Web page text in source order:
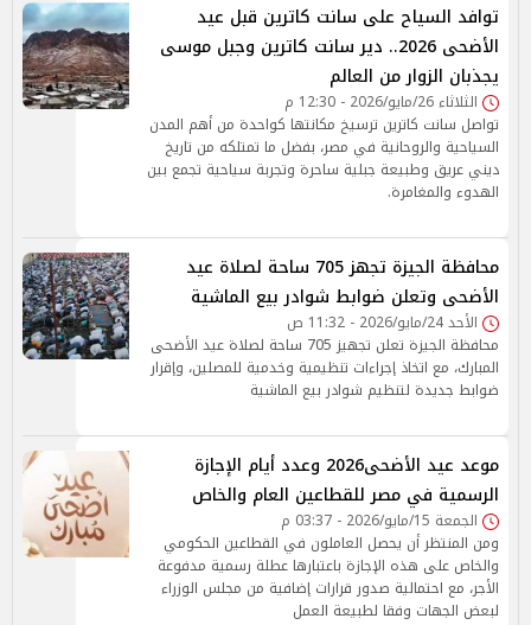
توافد السياح على سانت كاترين قبل عيد
الأضحى 2026.. دير سانت كاترين وجبل موسى
يجذبان الزوار من العالم
الثلاثاء 26/مايو/2026 - 12:30 م
تواصل سانت كاترين ترسيخ مكانتها كواحدة من أهم المدن
السياحية والروحانية في مصر، بفضل ما تمتلكه من تاريخ
ديني عريق وطبيعة جبلية ساحرة وتجربة سياحية تجمع بين
الهدوء والمغامرة.
محافظة الجيزة تجهز 705 ساحة لصلاة عيد
الأضحى وتعلن ضوابط شوادر بيع الماشية
الأحد 24/مايو/2026 - 11:32 ص
محافظة الجيزة تعلن تجهيز 705 ساحة لصلاة عيد الأضحى
المبارك، مع اتخاذ إجراءات تنظيمية وخدمية للمصلين، وإقرار
ضوابط جديدة لتنظيم شوادر بيع الماشية
موعد عيد الأضحى2026 وعدد أيام الإجازة
الرسمية في مصر للقطاعين العام والخاص
الجمعة 15/مايو/2026 - 03:37 م
ومن المنتظر أن يحصل العاملون في القطاعين الحكومي
والخاص على هذه الإجازة باعتبارها عطلة رسمية مدفوعة
الأجر، مع احتمالية صدور قرارات إضافية من مجلس الوزراء
لبعض الجهات وفقا لطبيعة العمل